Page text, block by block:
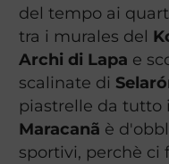
del tempo ai
tra i murales del
Archi di Lapa e
scalinate di
piastrelle da tutto
Maracanã è
sportivi, perchè ci